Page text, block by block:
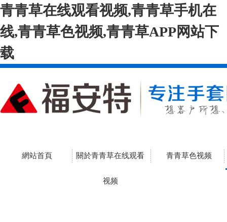
青青草在线观看视频,青青草手机在
线,青青草色视频,青青草APP网站下
载
網站首頁 關於青青草在线观看
视频
青青草色视频